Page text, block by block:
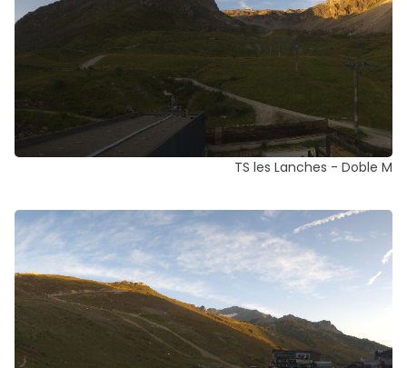
TS les Lanches - Doble M